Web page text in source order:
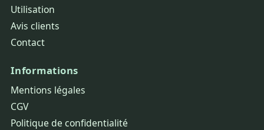
Utilisation
Avis clients
Contact
Informations
Mentions légales
CGV
Politique de confidentialité